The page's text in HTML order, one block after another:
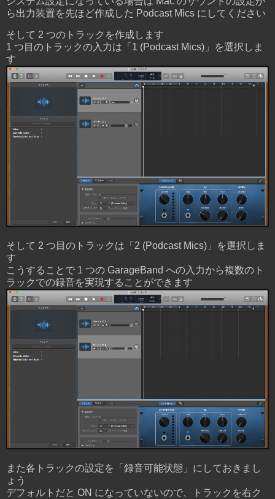
ら出力装置を先ほど作成した Podcast Mics にしてください
そして 2 つのトラックを作成します
1 つ目のトラックの入力は「1 (Podcast Mics)」を選択しま
す
そして 2 つ目のトラックは「2 (Podcast Mics)」を選択しま
す
こうすることで 1 つの GarageBand への入力から複数のト
ラックでの録音を実現することができます
また各トラックの設定を「録音可能状態」にしておきまし
ょう
デフォルトだと ON になっていないので、トラックを右ク